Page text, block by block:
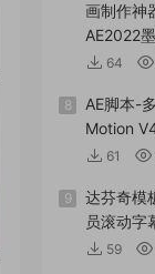
画制作神
AE2022
64
8
AE脚本-
Motion
61
9
达芬奇模
员滚动字
59